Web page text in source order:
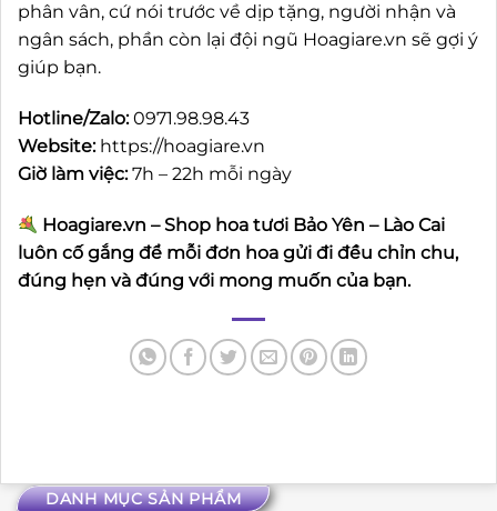
DANH MỤC SẢN PHẨM
phân vân, cứ nói trước về dịp tặng, người nhận và
ngân sách, phần còn lại đội ngũ Hoagiare.vn sẽ gợi ý
giúp bạn.
Hotline/Zalo:0971.98.98.43
Website: https://hoagiare.vn
Giờ làm việc:7h – 22h mỗi ngày
Hoagiare.vn – Shop hoa tươi Bảo Yên – Lào Cai
luôn cố gắng để mỗi đơn hoa gửi đi đều chỉn chu,
đúng hẹn và đúng với mong muốn của bạn.